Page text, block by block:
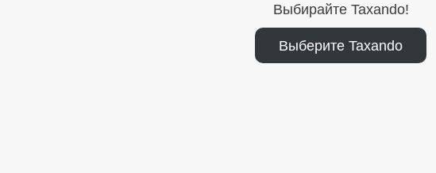
Выбирайте Taxando!
Выберите Taxando